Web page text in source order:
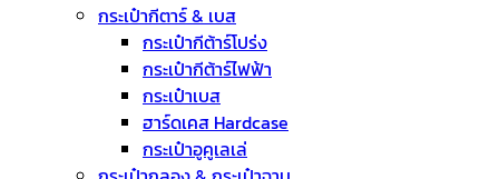
กระเป๋ากีตาร์ & เบส
กระเป๋ากีต้าร์โปร่ง
กระเป๋ากีต้าร์ไฟฟ้า
กระเป๋าเบส
ฮาร์ดเคส Hardcase
กระเป๋าอูคูเลเล่